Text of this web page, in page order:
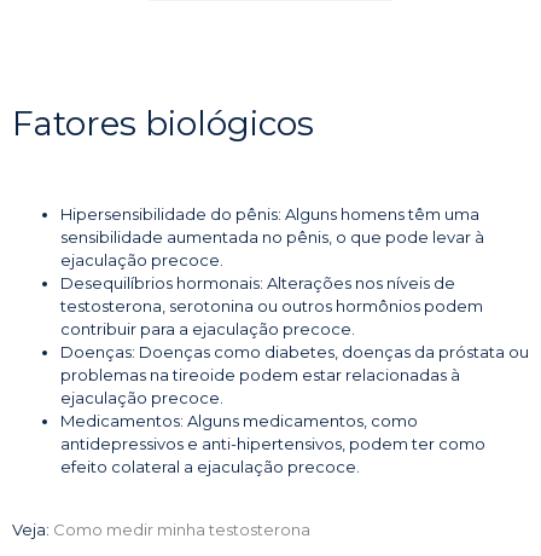
Fatores biológicos
Hipersensibilidade do pênis: Alguns homens têm uma
sensibilidade aumentada no pênis, o que pode levar à
ejaculação precoce.
Desequilíbrios hormonais: Alterações nos níveis de
testosterona, serotonina ou outros hormônios podem
contribuir para a ejaculação precoce.
Doenças: Doenças como diabetes, doenças da próstata ou
problemas na tireoide podem estar relacionadas à
ejaculação precoce.
Medicamentos: Alguns medicamentos, como
antidepressivos e anti-hipertensivos, podem ter como
efeito colateral a ejaculação precoce.
Veja: Como medir minha testosterona